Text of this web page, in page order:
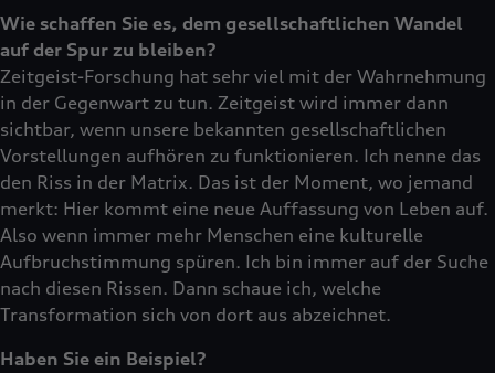
Wie schaffen Sie es, dem gesellschaftlichen Wandel
auf der Spur zu bleiben?
Zeitgeist-Forschung hat sehr viel mit der Wahrnehmung
in der Gegenwart zu tun. Zeitgeist wird immer dann
sichtbar, wenn unsere bekannten gesellschaftlichen
Vorstellungen aufhören zu funktionieren. Ich nenne das
den Riss in der Matrix. Das ist der Moment, wo jemand
merkt: Hier kommt eine neue Auffassung von Leben auf.
Also wenn immer mehr Menschen eine kulturelle
Aufbruchstimmung spüren. Ich bin immer auf der Suche
nach diesen Rissen. Dann schaue ich, welche
Transformation sich von dort aus abzeichnet.
Haben Sie ein Beispiel?